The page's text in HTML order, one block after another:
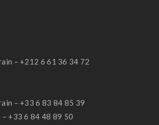
– +212 6 61 36 34 72
– +33 6 83 84 85 39
– +33 6 84 48 89 50